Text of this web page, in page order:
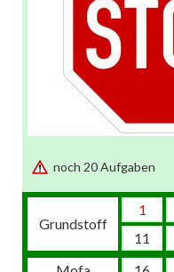
noch 20 Aufgaben
Grundstoff
1
11